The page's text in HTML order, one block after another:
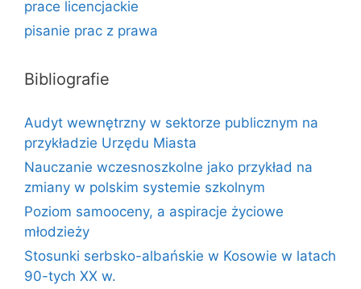
prace licencjackie
pisanie prac z prawa
Bibliografie
Audyt wewnętrzny w sektorze publicznym na
przykładzie Urzędu Miasta
Nauczanie wczesnoszkolne jako przykład na
zmiany w polskim systemie szkolnym
Poziom samooceny, a aspiracje życiowe
młodzieży
Stosunki serbsko-albańskie w Kosowie w latach
90-tych XX w.